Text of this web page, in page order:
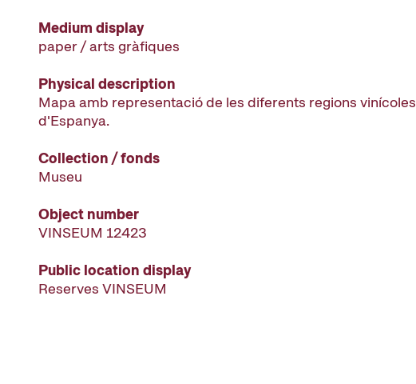
Medium display
paper / arts gràfiques
Physical description
Mapa amb representació de les diferents regions vinícoles
d'Espanya.
Collection / fonds
Museu
Object number
VINSEUM 12423
Public location display
Reserves VINSEUM